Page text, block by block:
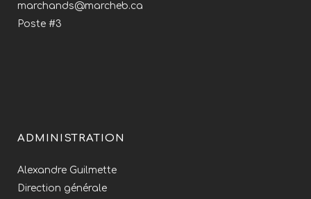
marchands@marcheb.ca
Poste #3
ADMINISTRATION
Alexandre Guilmette
Direction générale